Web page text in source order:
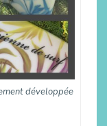
développée